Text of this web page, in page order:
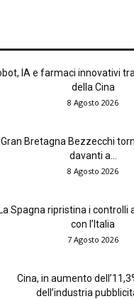
IA e farmaci innovativi
della Cina
8 Agosto 2026
Bretagna Bezzecchi
davanti a...
8 Agosto 2026
Spagna ripristina i controlli
con l’Italia
7 Agosto 2026
Cina, in aumento
dell’industria